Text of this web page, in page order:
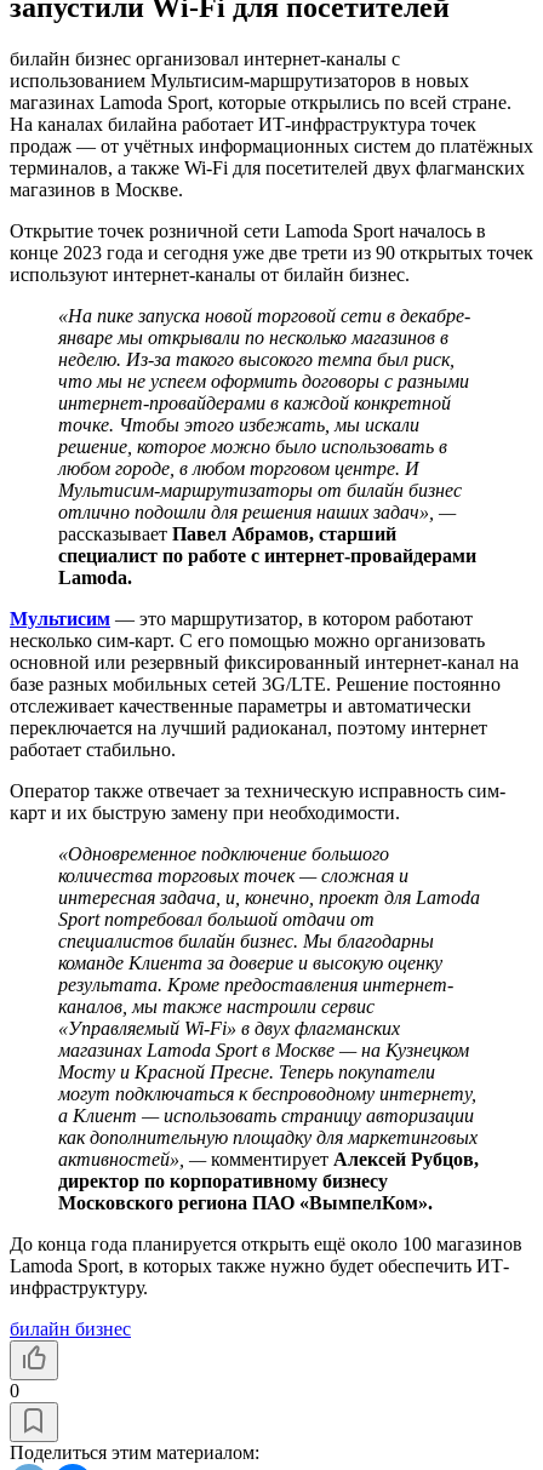
запустили Wi-Fi для посетителей
билайн бизнес организовал интернет-каналы с
использованием Мультисим-маршрутизаторов в новых
магазинах Lamoda Sport, которые открылись по всей стране.
На каналах билайна работает ИТ-инфраструктура точек
продаж — от учётных информационных систем до платёжных
терминалов, а также Wi-Fi для посетителей двух флагманских
магазинов в Москве.
Открытие точек розничной сети Lamoda Sport началось в
конце 2023 года и сегодня уже две трети из 90 открытых точек
используют интернет-каналы от билайн бизнес.
«На пике запуска новой торговой сети в декабре-
январе мы открывали по несколько магазинов в
неделю. Из-за такого высокого темпа был риск,
что мы не успеем оформить договоры с разными
интернет-провайдерами в каждой конкретной
точке. Чтобы этого избежать, мы искали
решение, которое можно было использовать в
любом городе, в любом торговом центре. И
Мультисим-маршрутизаторы от билайн бизнес
отлично подошли для решения наших задач», —
рассказывает Павел Абрамов, старший
специалист по работе с интернет-провайдерами
Lamoda.
Мультисим — это маршрутизатор, в котором работают
несколько сим-карт. С его помощью можно организовать
основной или резервный фиксированный интернет-канал на
базе разных мобильных сетей 3G/LTE. Решение постоянно
отслеживает качественные параметры и автоматически
переключается на лучший радиоканал, поэтому интернет
работает стабильно.
Оператор также отвечает за техническую исправность сим-
карт и их быструю замену при необходимости.
«Одновременное подключение большого
количества торговых точек — сложная и
интересная задача, и, конечно, проект для Lamoda
Sport потребовал большой отдачи от
специалистов билайн бизнес. Мы благодарны
команде Клиента за доверие и высокую оценку
результата. Кроме предоставления интернет-
каналов, мы также настроили сервис
«Управляемый Wi-Fi» в двух флагманских
магазинах Lamoda Sport в Москве — на Кузнецком
Мосту и Красной Пресне. Теперь покупатели
могут подключаться к беспроводному интернету,
а Клиент — использовать страницу авторизации
как дополнительную площадку для маркетинговых
активностей», —комментирует Алексей Рубцов,
директор по корпоративному бизнесу
Московского региона ПАО «ВымпелКом».
До конца года планируется открыть ещё около 100 магазинов
Lamoda Sport, в которых также нужно будет обеспечить ИТ-
инфраструктуру.
билайн бизнес
0
Поделиться этим материалом: